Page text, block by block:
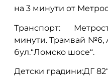
на 3 минути от
Транспорт:
минути. Трамвай №6,
бул.“Ломско шосе“.
Детски градини:ДГ